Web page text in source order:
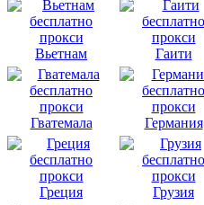
Вьетнам Гаити
Гватемала Германия
Греция Грузия